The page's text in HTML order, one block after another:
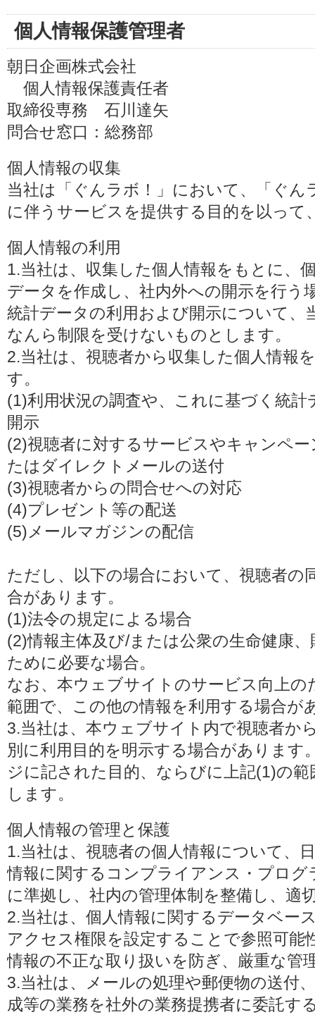
個人情報保護管理者
朝日企画株式会社
個人情報保護責任者
取締役専務 石川達矢
問合せ窓口：総務部
個人情報の収集
当社は「ぐんラボ！」において、「ぐ
に伴うサービスを提供する目的を以って
個人情報の利用
1.当社は、収集した個人情報をもとに、
データを作成し、社内外への開示を行う
統計データの利用および開示について、
なんら制限を受けないものとします。
2.当社は、視聴者から収集した個人情報
す。
(1)利用状況の調査や、これに基づく統
開示
(2)視聴者に対するサービスやキャンペ
たはダイレクトメールの送付
(3)視聴者からの問合せへの対応
(4)プレゼント等の配送
(5)メールマガジンの配信
ただし、以下の場合において、視聴者の
合があります。
(1)法令の規定による場合
(2)情報主体及び/または公衆の生命健康
ために必要な場合。
なお、本ウェブサイトのサービス向上
範囲で、この他の情報を利用する場合が
3.当社は、本ウェブサイト内で視聴者か
別に利用目的を明示する場合があります
ジに記された目的、ならびに上記(1)の
します。
個人情報の管理と保護
1.当社は、視聴者の個人情報について、
情報に関するコンプライアンス・プロ
に準拠し、社内の管理体制を整備し、適
2.当社は、個人情報に関するデータベー
アクセス権限を設定することで参照可能
情報の不正な取り扱いを防ぎ、厳重な管
3.当社は、メールの処理や郵便物の送付
成等の業務を社外の業務提携者に委託す